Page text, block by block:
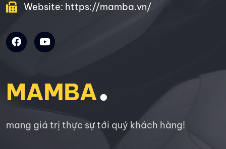
Website: https://mamba.vn/
mang giá trị thực sự tới quý khách hàng!